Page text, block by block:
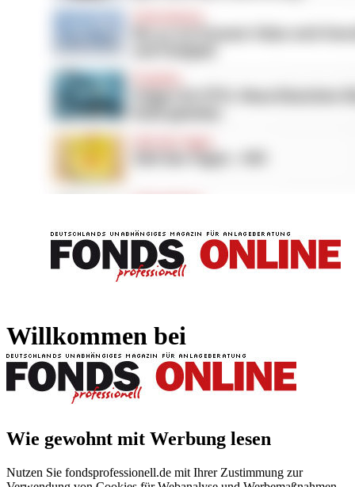
Willkommen bei
Wie gewohnt mit Werbung lesen
Nutzen Sie fondsprofessionell.de mit Ihrer Zustimmung zur